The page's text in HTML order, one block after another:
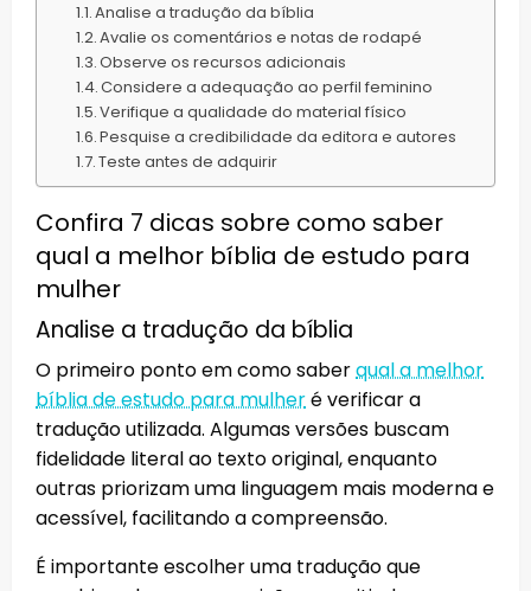
Analise a tradução da bíblia
Avalie os comentários e notas de rodapé
Observe os recursos adicionais
Considere a adequação ao perfil feminino
Verifique a qualidade do material físico
Pesquise a credibilidade da editora e autores
Teste antes de adquirir
Confira 7 dicas sobre como saber
qual a melhor bíblia de estudo para
mulher
Analise a tradução da bíblia
O primeiro ponto em como saberqual a melhor
bíblia de estudo para mulheré verificar a
tradução utilizada. Algumas versões buscam
fidelidade literal ao texto original, enquanto
outras priorizam uma linguagem mais moderna e
acessível, facilitando a compreensão.
É importante escolher uma tradução que